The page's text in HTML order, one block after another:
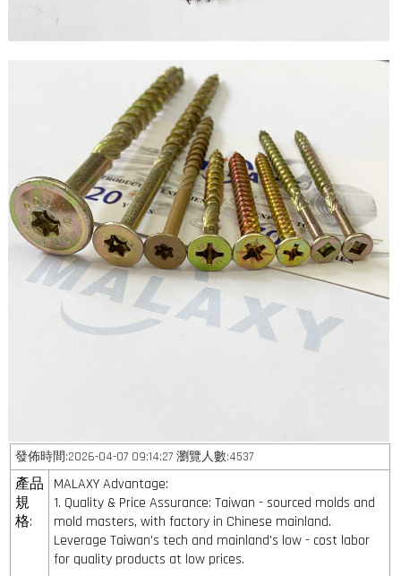
發佈時間:2026-04-07 09:14:27 瀏覽人數:4537
產品
規
格:
MALAXY Advantage:
1. Quality & Price Assurance: Taiwan - sourced molds and
mold masters, with factory in Chinese mainland.
Leverage Taiwan's tech and mainland's low - cost labor
for quality products at low prices.